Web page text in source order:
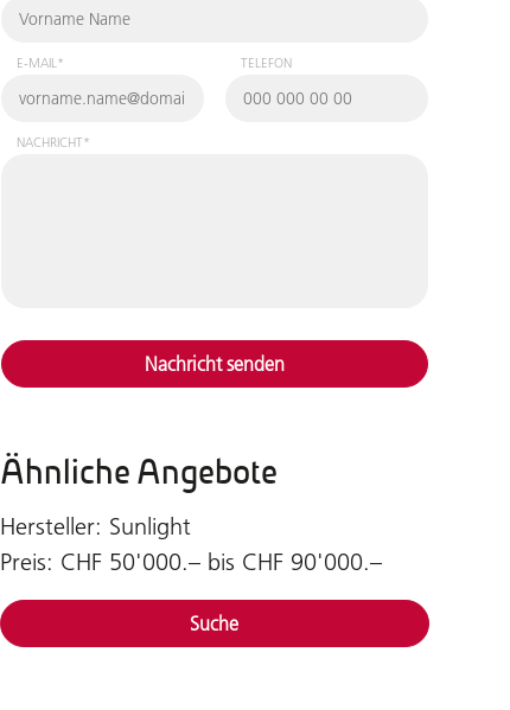
E-MAIL* TELEFON
NACHRICHT*
Nachricht senden
Ähnliche Angebote
Hersteller: Sunlight
Preis: CHF 50'000.– bis CHF 90'000.–
Suche